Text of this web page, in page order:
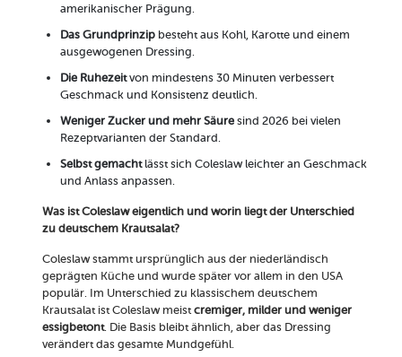
amerikanischer Prägung.
Das Grundprinzipbesteht aus Kohl, Karotte und einem
ausgewogenen Dressing.
Die Ruhezeitvon mindestens 30 Minuten verbessert
Geschmack und Konsistenz deutlich.
Weniger Zucker und mehr Säuresind 2026 bei vielen
Rezeptvarianten der Standard.
Selbst gemachtlässt sich Coleslaw leichter an Geschmack
und Anlass anpassen.
Was ist Coleslaw eigentlich und worin liegt der Unterschied
zu deutschem Krautsalat?
Coleslaw stammt ursprünglich aus der niederländisch
geprägten Küche und wurde später vor allem in den USA
populär. Im Unterschied zu klassischem deutschem
Krautsalat ist Coleslaw meistcremiger, milder und weniger
essigbetont. Die Basis bleibt ähnlich, aber das Dressing
verändert das gesamte Mundgefühl.